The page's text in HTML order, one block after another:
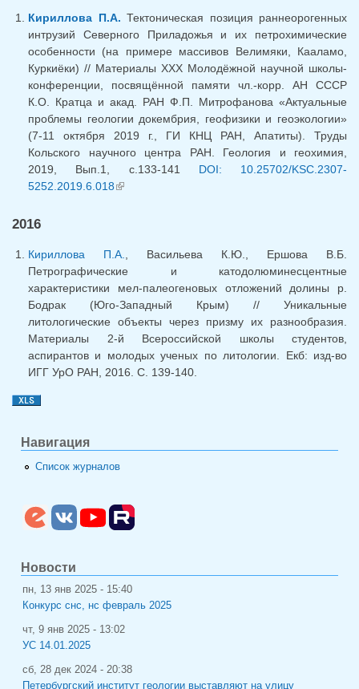
Кириллова П.А. Тектоническая позиция раннеорогенных
интрузий Северного Приладожья и их петрохимические
особенности (на примере массивов Велимяки, Кааламо,
Куркиёки) // Материалы XXX Молодёжной научной школы-
конференции, посвящённой памяти чл.-корр. АН СССР
К.О. Кратца и акад. РАН Ф.П. Митрофанова «Актуальные
проблемы геологии докембрия, геофизики и геоэкологии»
(7-11 октября 2019 г., ГИ КНЦ РАН, Апатиты). Труды
Кольского научного центра РАН. Геология и геохимия,
2019, Вып.1, с.133-141 DOI: 10.25702/KSC.2307-
5252.2019.6.018(внешняя ссылка)
2016
Кириллова П.А., Васильева К.Ю., Ершова В.Б.
Петрографические и катодолюминесцентные
характеристики мел-палеогеновых отложений долины р.
Бодрак (Юго-Западный Крым) // Уникальные
литологические объекты через призму их разнообразия.
Материалы 2-й Всероссийской школы студентов,
аспирантов и молодых ученых по литологии. Екб: изд-во
ИГГ УрО РАН, 2016. С. 139-140.
Навигация
Список журналов
Новости
пн, 13 янв 2025 - 15:40
Конкурс снс, нс февраль 2025
чт, 9 янв 2025 - 13:02
УС 14.01.2025
сб, 28 дек 2024 - 20:38
Петербургский институт геологии выставляют на улицу